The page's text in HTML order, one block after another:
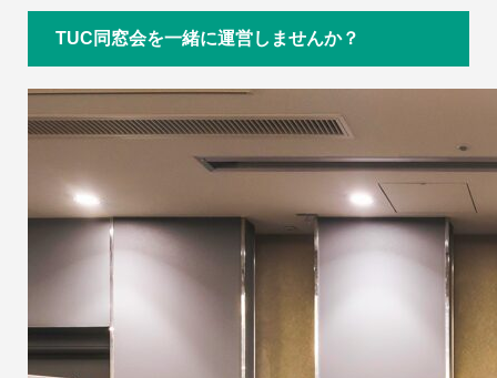
TUC同窓会を一緒に運営しませんか？